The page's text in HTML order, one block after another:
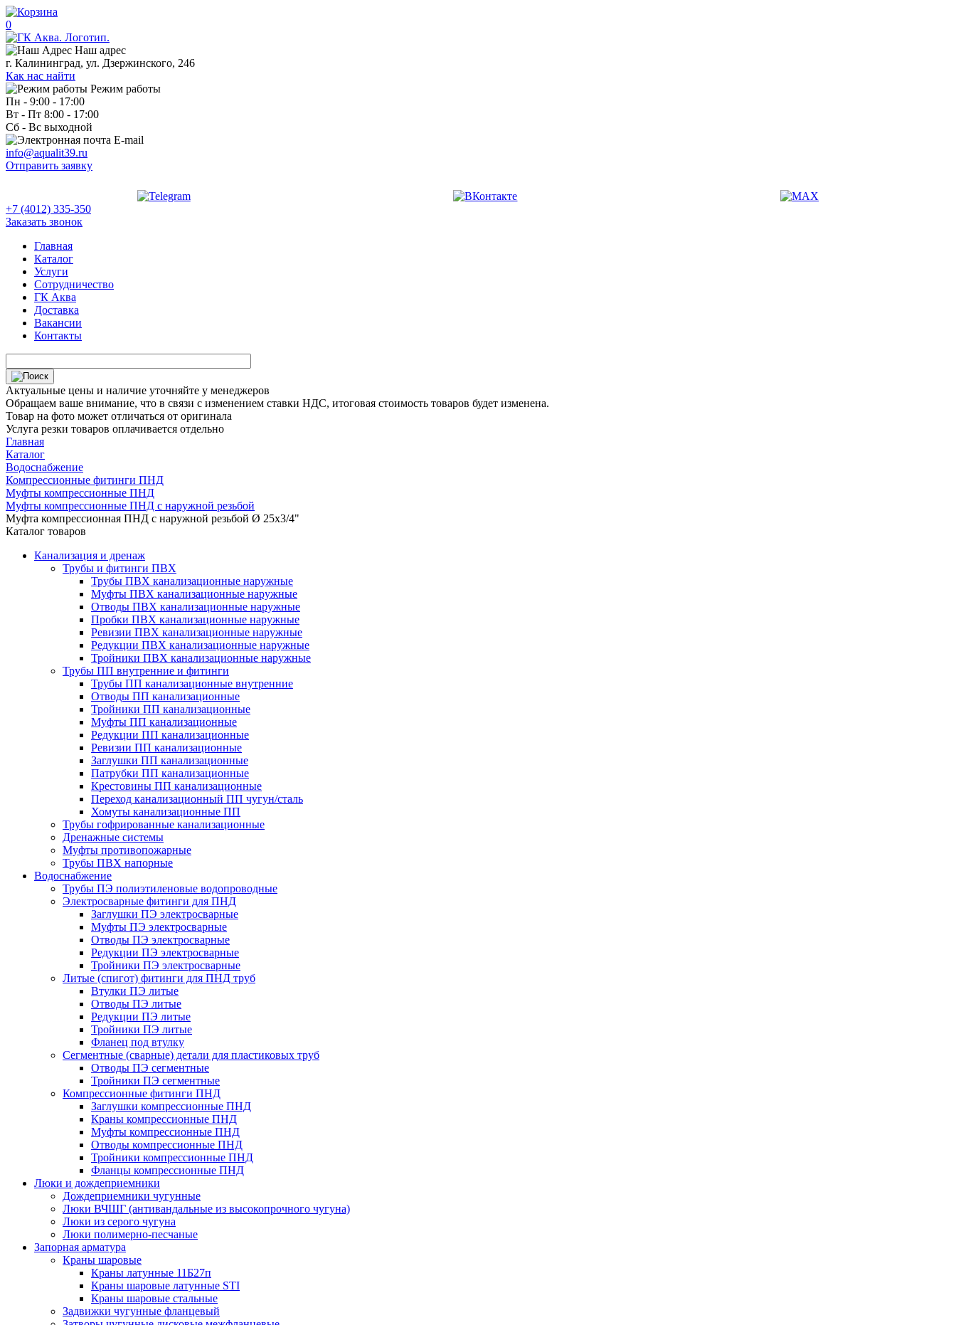
0
Наш адрес
г. Калининград, ул. Дзержинского, 246
Как нас найти
Режим работы
Пн - 9:00 - 17:00
Вт - Пт 8:00 - 17:00
Сб - Вс выходной
E-mail
info@aqualit39.ru
Отправить заявку
+7 (4012) 335-350
Заказать звонок
Главная
Каталог
Услуги
Сотрудничество
ГК Аква
Доставка
Вакансии
Контакты
Актуальные цены и наличие уточняйте у менеджеров
Обращаем ваше внимание, что в связи с изменением ставки НДС, итоговая стоимость товаров будет изменена.
Товар на фото может отличаться от оригинала
Услуга резки товаров оплачивается отдельно
Главная
Каталог
Водоснабжение
Компрессионные фитинги ПНД
Муфты компрессионные ПНД
Муфты компрессионные ПНД с наружной резьбой
Муфта компрессионная ПНД с наружной резьбой Ø 25x3/4"
Каталог товаров
Канализация и дренаж
Трубы и фитинги ПВХ
Трубы ПВХ канализационные наружные
Муфты ПВХ канализационные наружные
Отводы ПВХ канализационные наружные
Пробки ПВХ канализационные наружные
Ревизии ПВХ канализационные наружные
Редукции ПВХ канализационные наружные
Тройники ПВХ канализационные наружные
Трубы ПП внутренние и фитинги
Трубы ПП канализационные внутренние
Отводы ПП канализационные
Тройники ПП канализационные
Муфты ПП канализационные
Редукции ПП канализационные
Ревизии ПП канализационные
Заглушки ПП канализационные
Патрубки ПП канализационные
Крестовины ПП канализационные
Переход канализационный ПП чугун/сталь
Хомуты канализационные ПП
Трубы гофрированные канализационные
Дренажные системы
Муфты противопожарные
Трубы ПВХ напорные
Водоснабжение
Трубы ПЭ полиэтиленовые водопроводные
Электросварные фитинги для ПНД
Заглушки ПЭ электросварные
Муфты ПЭ электросварные
Отводы ПЭ электросварные
Редукции ПЭ электросварные
Тройники ПЭ электросварные
Литые (спигот) фитинги для ПНД труб
Втулки ПЭ литые
Отводы ПЭ литые
Редукции ПЭ литые
Тройники ПЭ литые
Фланец под втулку
Сегментные (сварные) детали для пластиковых труб
Отводы ПЭ сегментные
Тройники ПЭ сегментные
Компрессионные фитинги ПНД
Заглушки компрессионные ПНД
Краны компрессионные ПНД
Муфты компрессионные ПНД
Отводы компрессионные ПНД
Тройники компрессионные ПНД
Фланцы компрессионные ПНД
Люки и дождеприемники
Дождеприемники чугунные
Люки ВЧШГ (антивандальные из высокопрочного чугуна)
Люки из серого чугуна
Люки полимерно-песчаные
Запорная арматура
Краны шаровые
Краны латунные 11Б27п
Краны шаровые латунные STI
Краны шаровые стальные
Задвижки чугунные фланцевый